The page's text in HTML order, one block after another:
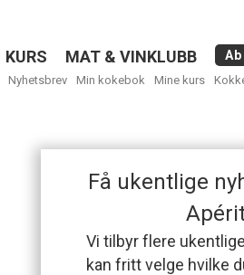
KURS MAT & VINKLUBB
Nyhetsbrev Min kokebok Mine kurs
Få ukentlige
Vi tilbyr flere
kan fritt velge hvilke